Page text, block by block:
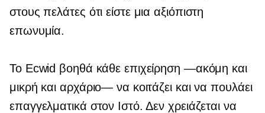
στους πελάτες ότι είστε μια αξιόπιστη
επωνυμία.
Το Ecwid βοηθά κάθε επιχείρηση —ακόμη και
μικρή και αρχάριο— να κοιτάζει και να πουλάει
επαγγελματικά στον Ιστό. Δεν χρειάζεται να